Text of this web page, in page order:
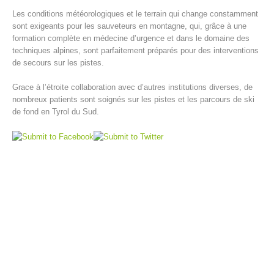
Les conditions météorologiques et le terrain qui change constamment
sont exigeants pour les sauveteurs en montagne, qui, grâce à une
formation complète en médecine d’urgence et dans le domaine des
techniques alpines, sont parfaitement préparés pour des interventions
de secours sur les pistes.
Grace à l’étroite collaboration avec d’autres institutions diverses, de
nombreux patients sont soignés sur les pistes et les parcours de ski
de fond en Tyrol du Sud.